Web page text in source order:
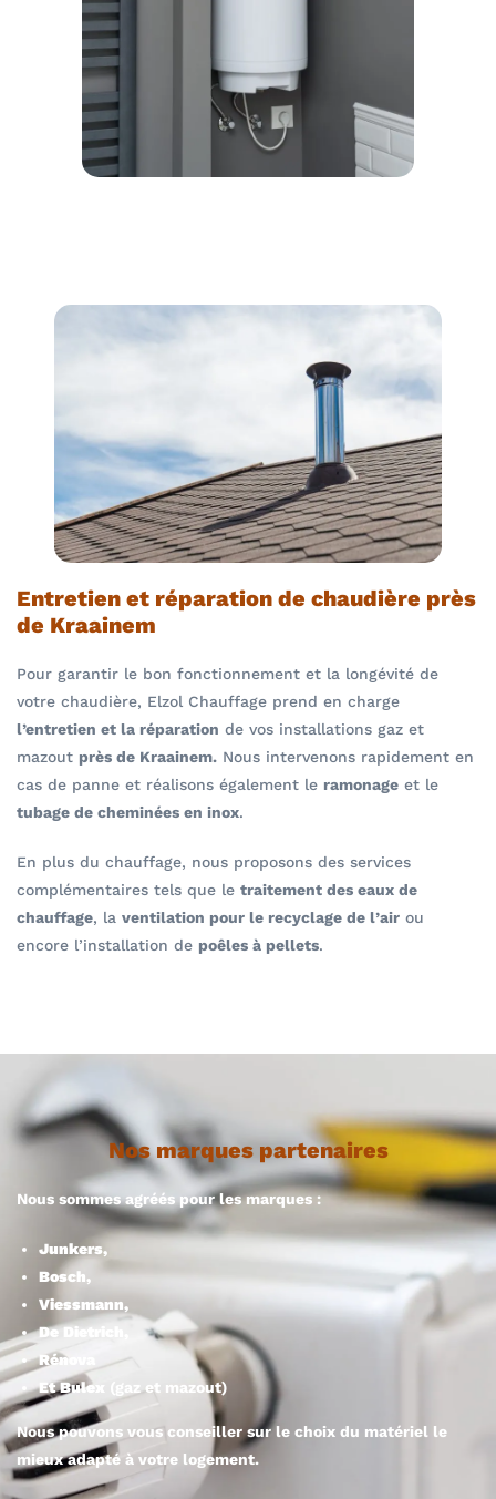
Entretien et réparation de chaudière près
de Kraainem
Pour garantir le bon fonctionnement et la longévité de
votre chaudière, Elzol Chauffage prend en charge
l’entretien et la réparation de vos installations gaz et
mazout près de Kraainem. Nous intervenons rapidement en
cas de panne et réalisons également le ramonage et le
tubage de cheminées en inox.
En plus du chauffage, nous proposons des services
complémentaires tels que le traitement des eaux de
chauffage, la ventilation pour le recyclage de l’air ou
encore l’installation de poêles à pellets.
Nos marques partenaires
Nous sommes agréés pour les marques :
Junkers,
Bosch,
Viessmann,
De Dietrich,
Rénova
Et Bulex
(gaz et mazout)
Nous pouvons vous conseiller sur le choix du matériel le
mieux adapté à votre logement.